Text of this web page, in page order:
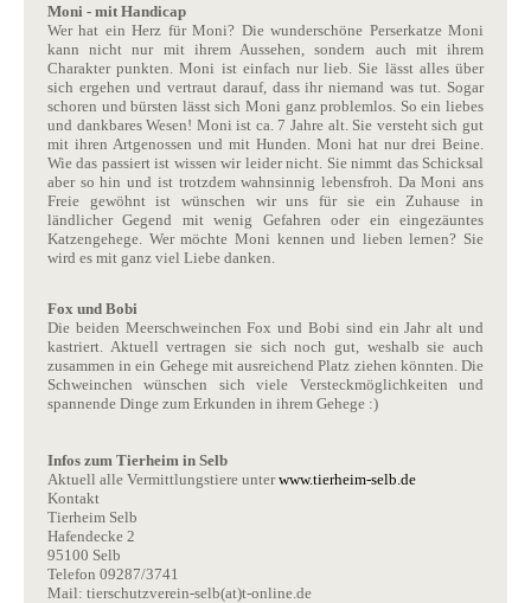
Moni - mit Handicap
Wer hat ein Herz für Moni? Die wunderschöne Perserkatze Moni
kann nicht nur mit ihrem Aussehen, sondern auch mit ihrem
Charakter punkten. Moni ist einfach nur lieb. Sie lässt alles über
sich ergehen und vertraut darauf, dass ihr niemand was tut. Sogar
schoren und bürsten lässt sich Moni ganz problemlos. So ein liebes
und dankbares Wesen! Moni ist ca. 7 Jahre alt. Sie versteht sich gut
mit ihren Artgenossen und mit Hunden. Moni hat nur drei Beine.
Wie das passiert ist wissen wir leider nicht. Sie nimmt das Schicksal
aber so hin und ist trotzdem wahnsinnig lebensfroh. Da Moni ans
Freie gewöhnt ist wünschen wir uns für sie ein Zuhause in
ländlicher Gegend mit wenig Gefahren oder ein eingezäuntes
Katzengehege. Wer möchte Moni kennen und lieben lernen? Sie
wird es mit ganz viel Liebe danken.
Fox und Bobi
Die beiden Meerschweinchen Fox und Bobi sind ein Jahr alt und
kastriert. Aktuell vertragen sie sich noch gut, weshalb sie auch
zusammen in ein Gehege mit ausreichend Platz ziehen könnten. Die
Schweinchen wünschen sich viele Versteckmöglichkeiten und
spannende Dinge zum Erkunden in ihrem Gehege :)
Infos zum Tierheim in Selb
Aktuell alle Vermittlungstiere unterwww.tierheim-selb.de
Kontakt
Tierheim Selb
Hafendecke 2
95100 Selb
Telefon 09287/3741
Mail: tierschutzverein-selb(at)t-online.de